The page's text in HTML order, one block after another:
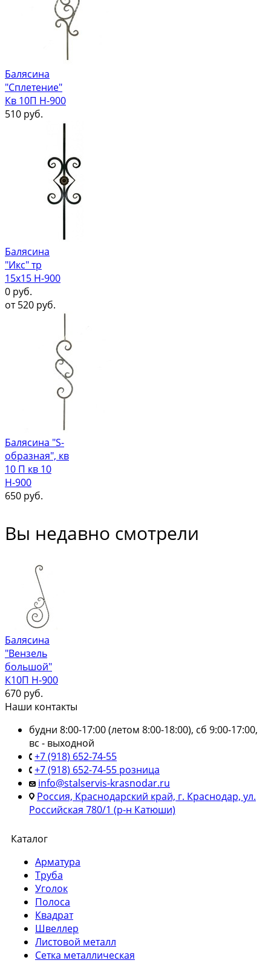
Балясина
"Сплетение"
Кв 10П Н-900
510 руб.
Балясина
"Икс" тр
15х15 Н-900
0 руб.
от520 руб.
Балясина "S-
образная", кв
10 П кв 10
Н-900
650 руб.
Вы недавно смотрели
Балясина
"Вензель
большой"
К10П Н-900
670 руб.
Наши контакты
будни 8:00-17:00 (летом 8:00-18:00), сб 9:00-17:00,
вс - выходной
+7 (918) 652-74-55
+7 (918) 652-74-55 розница
info@stalservis-krasnodar.ru
Россия, Краснодарский край, г. Краснодар, ул.
Российская 780/1 (р-н Катюши)
Каталог
Арматура
Труба
Уголок
Полоса
Квадрат
Швеллер
Листовой металл
Сетка металлическая